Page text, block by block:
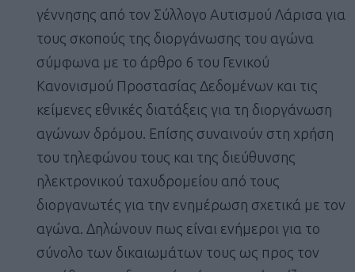
γέννησης από τον Σύλλογο Αυτισμού Λάρισα για
τους σκοπούς της διοργάνωσης του αγώνα
σύμφωνα με το άρθρο 6 του Γενικού
Κανονισμού Προστασίας Δεδομένων και τις
κείμενες εθνικές διατάξεις για τη διοργάνωση
αγώνων δρόμου. Επίσης συναινούν στη χρήση
του τηλεφώνου τους και της διεύθυνσης
ηλεκτρονικού ταχυδρομείου από τους
διοργανωτές για την ενημέρωση σχετικά με τον
αγώνα. Δηλώνουν πως είναι ενήμεροι για το
σύνολο των δικαιωμάτων τους ως προς τον